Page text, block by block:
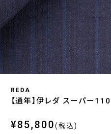
REDA
【通年】伊レダ スーパー
¥85,800(税込)